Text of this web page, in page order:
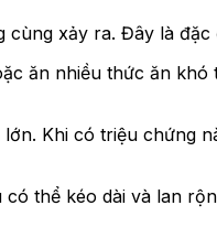
xảy ra. Đây là đặc
ăn nhiều thức ăn khó
Khi có triệu chứng
thể kéo dài và lan